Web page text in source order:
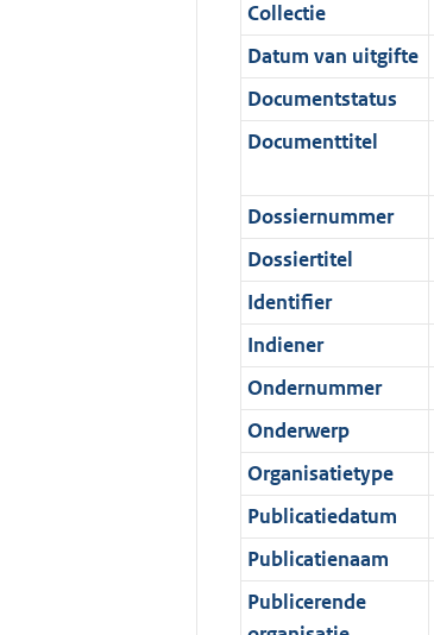
i
e
i
n
o
r
m
a
a
t
3
9
K
b
t
i
e
i
f
o
r
m
a
a
t
:
6
K
b
a
t
i
e
n
f
o
r
m
a
a
t
e
:
2
K
c
a
t
i
i
n
f
o
r
m
a
a
t
t
e
:
1
b
Collectie
Datum van uitgifte
Documentstatus
Documenttitel
Dossiernummer
Dossiertitel
Identifier
Indiener
Ondernummer
Onderwerp
Organisatietype
Publicatiedatum
Publicatienaam
Publicerende